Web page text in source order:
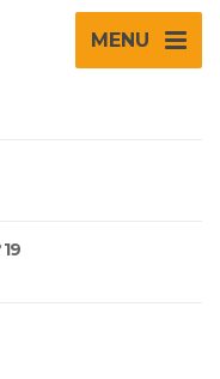
MENU